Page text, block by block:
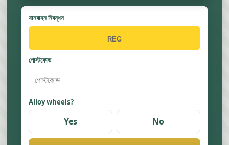
যানবাহন নিবন্ধন
পোস্টকোড
Alloy wheels?
Yes No